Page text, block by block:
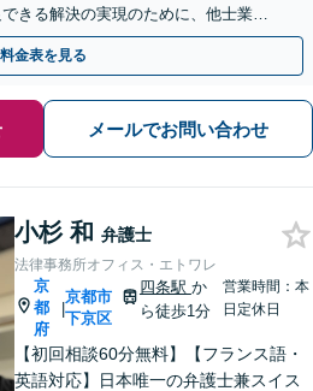
きる解決の実現のために、他士業と
室】
料金表を見る
メールでお問い合わせ
小杉 和 弁護士
法律事務所オフィス・エトワレ
京
都
府
|
京都市
下京区
四条駅 か
ら徒歩1分
営業時間：本
日定休日
【初回相談60分無料】【フランス語・
英語対応】日本唯一の弁護士兼スイス